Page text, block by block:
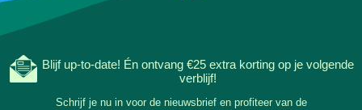
Blijf up-to-date! Én ontvang €25 extra korting op je volgende
verblijf!
Schrijf je nu in voor de nieuwsbrief en profiteer van de